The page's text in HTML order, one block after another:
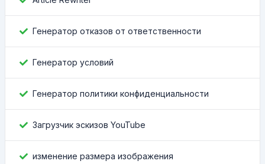
Генератор отказов от ответственности
Генератор условий
Генератор политики конфиденциальности
Загрузчик эскизов YouTube
изменение размера изображения